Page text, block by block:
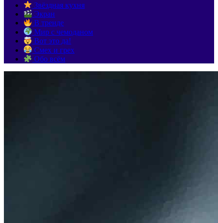
Звёздная кухня
Экран
В тренде
Мир с чемоданом
Вот это да!
Смех и грех
Обо всём